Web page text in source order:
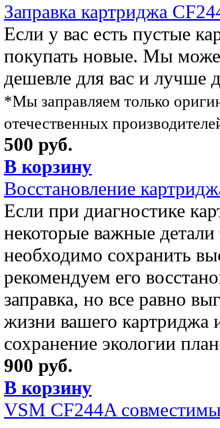
Заправка картриджа
Если у вас есть пустые
покупать новые. Мы
дешевле для вас и лучше
*Мы заправляем только
отечественных
500 руб.
В корзину
Восстановление
Если при диагностике
некоторые важные
необходимо сохранить
рекомендуем его
заправка, но все равно
жизни вашего картриджа
сохранение экологии
900 руб.
В корзину
VSM CF244A